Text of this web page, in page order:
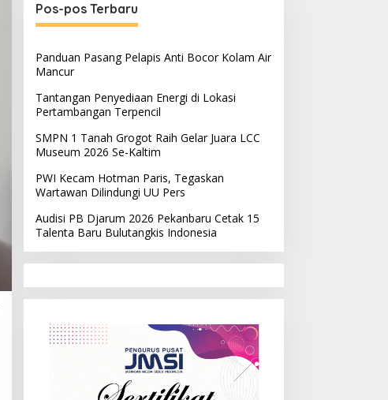
Pos-pos Terbaru
Panduan Pasang Pelapis Anti Bocor Kolam Air
Mancur
Tantangan Penyediaan Energi di Lokasi
Pertambangan Terpencil
SMPN 1 Tanah Grogot Raih Gelar Juara LCC
Museum 2026 Se-Kaltim
PWI Kecam Hotman Paris, Tegaskan
Wartawan Dilindungi UU Pers
Audisi PB Djarum 2026 Pekanbaru Cetak 15
Talenta Baru Bulutangkis Indonesia